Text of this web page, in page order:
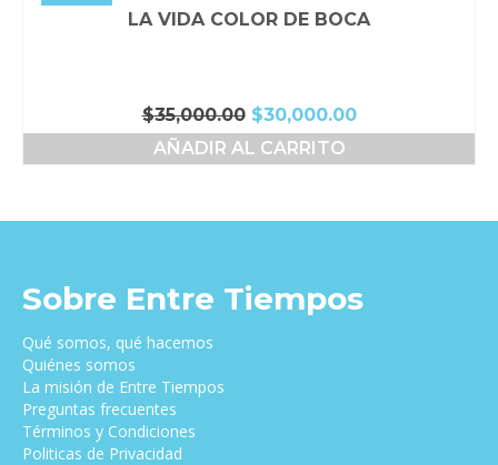
LA VIDA COLOR DE BOCA
$35,000.00 El
precio
original
$30,000.00El
precio
AÑADIR AL CARRITO
Sobre Entre Tiempos
Qué somos, qué hacemos
Quiénes somos
La misión de Entre Tiempos
Preguntas frecuentes
Términos y Condiciones
Politicas de Privacidad